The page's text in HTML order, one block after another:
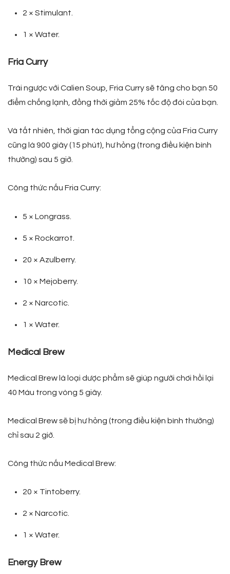
2 × Stimulant.
1 × Water.
Fria Curry
Trái ngược với Calien Soup, Fria Curry sẽ tăng cho bạn 50
điểm chống lạnh, đồng thời giảm 25% tốc độ đói của bạn.
Và tất nhiên, thời gian tác dụng tổng cộng của Fria Curry
cũng là 900 giây (15 phút), hư hỏng (trong điều kiện bình
thường) sau 5 giờ.
Công thức nấu Fria Curry:
5 × Longrass.
5 × Rockarrot.
20 × Azulberry.
10 × Mejoberry.
2 × Narcotic.
1 × Water.
Medical Brew
Medical Brew là loại dược phẩm sẽ giúp người chơi hồi lại
40 Máu trong vòng 5 giây.
Medical Brew sẽ bị hư hỏng (trong điều kiện bình thường)
chỉ sau 2 giờ.
Công thức nấu Medical Brew:
20 × Tintoberry.
2 × Narcotic.
1 × Water.
Energy Brew